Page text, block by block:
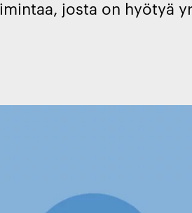
josta on hyötyä